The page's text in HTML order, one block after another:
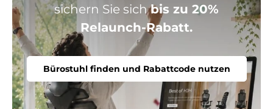
sichern Sie sichbis zu 20%
Relaunch-Rabatt.
Bürostuhl finden und Rabattcode nutzen